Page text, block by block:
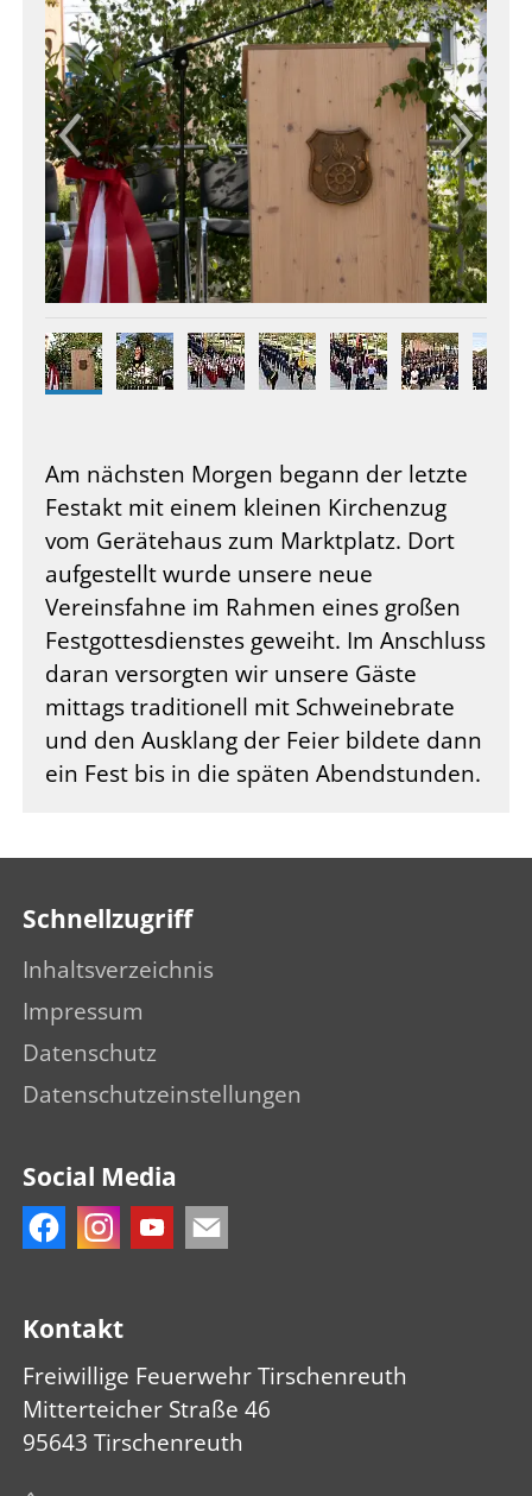
Am nächsten Morgen begann der letzte
Festakt mit einem kleinen Kirchenzug
vom Gerätehaus zum Marktplatz. Dort
aufgestellt wurde unsere neue
Vereinsfahne im Rahmen eines großen
Festgottesdienstes geweiht. Im Anschluss
daran versorgten wir unsere Gäste
mittags traditionell mit Schweinebrate
und den Ausklang der Feier bildete dann
ein Fest bis in die späten Abendstunden.
Schnellzugriff
Inhaltsverzeichnis
Impressum
Datenschutz
Datenschutzeinstellungen
Social Media
Kontakt
Freiwillige Feuerwehr Tirschenreuth
Mitterteicher Straße 46
95643 Tirschenreuth